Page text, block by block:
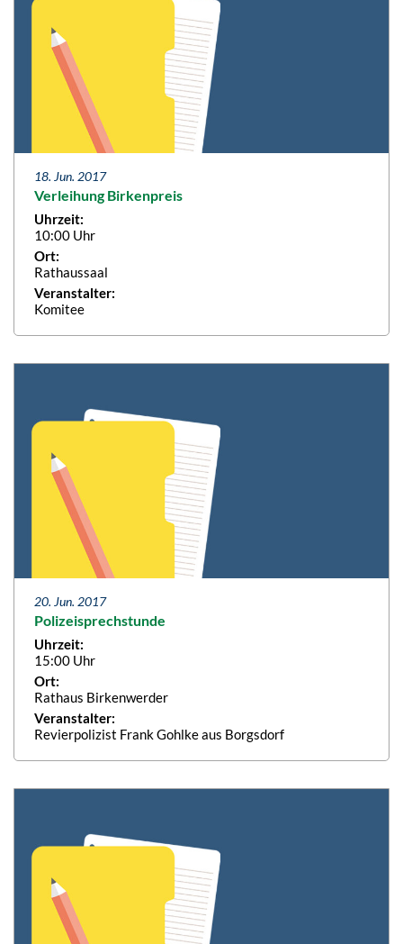
18. Jun. 2017
Verleihung Birkenpreis
Uhrzeit:
10:00 Uhr
Ort:
Rathaussaal
Veranstalter:
Komitee
20. Jun. 2017
Polizeisprechstunde
Uhrzeit:
15:00 Uhr
Ort:
Rathaus Birkenwerder
Veranstalter:
Revierpolizist Frank Gohlke aus Borgsdorf